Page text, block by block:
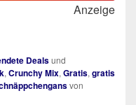
Anzeige
Dealsund
, Crunchy Mix, Gratis, gratis
von